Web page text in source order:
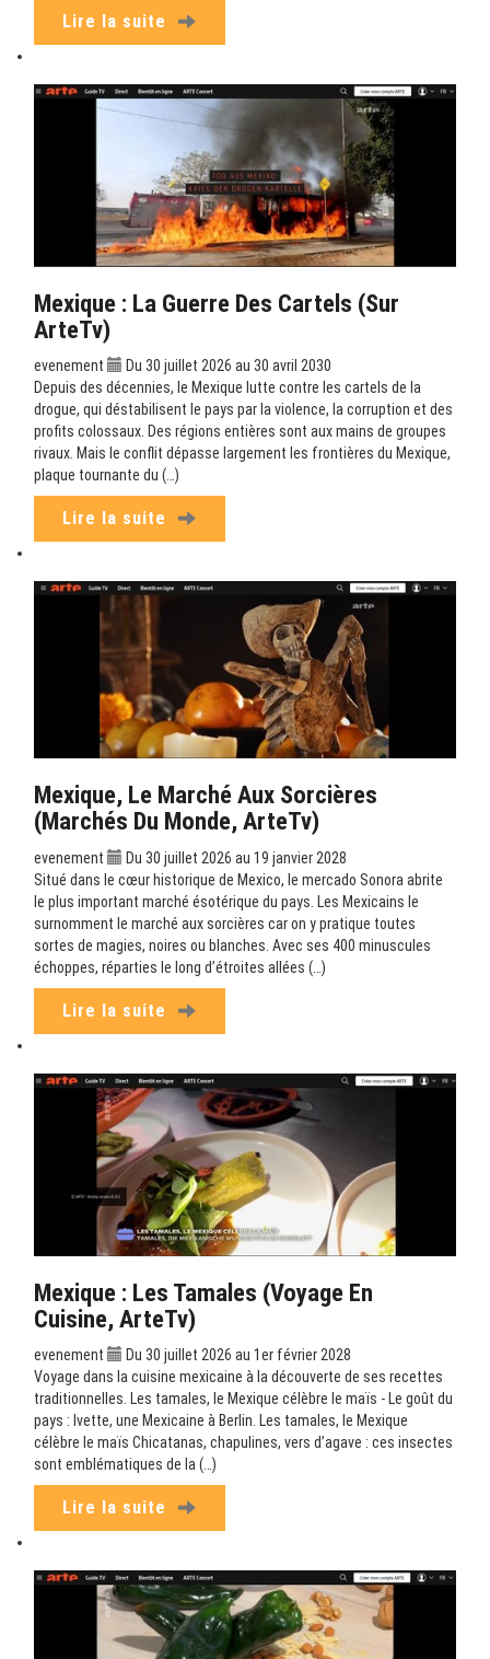
Lire la suite
Mexique : La Guerre Des Cartels (sur
ArteTv)
evenement
Du 30 juillet 2026 au 30 avril 2030
Depuis des décennies, le Mexique lutte contre les cartels de la
drogue, qui déstabilisent le pays par la violence, la corruption et des
profits colossaux. Des régions entières sont aux mains de groupes
rivaux. Mais le conflit dépasse largement les frontières du Mexique,
plaque tournante du (…)
Lire la suite
Mexique, Le Marché Aux Sorcières
(Marchés Du Monde, ArteTv)
evenement
Du 30 juillet 2026 au 19 janvier 2028
Situé dans le cœur historique de Mexico, le mercado Sonora abrite
le plus important marché ésotérique du pays. Les Mexicains le
surnomment le marché aux sorcières car on y pratique toutes
sortes de magies, noires ou blanches. Avec ses 400 minuscules
échoppes, réparties le long d’étroites allées (…)
Lire la suite
Mexique : Les Tamales (Voyage En
Cuisine, ArteTv)
evenement
Du 30 juillet 2026 au 1er février 2028
Voyage dans la cuisine mexicaine à la découverte de ses recettes
traditionnelles. Les tamales, le Mexique célèbre le maïs - Le goût du
pays : Ivette, une Mexicaine à Berlin. Les tamales, le Mexique
célèbre le maïs Chicatanas, chapulines, vers d’agave : ces insectes
sont emblématiques de la (…)
Lire la suite